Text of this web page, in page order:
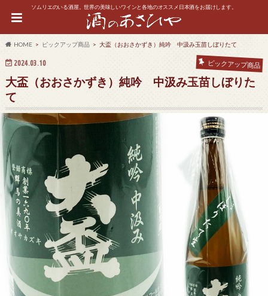
ソムリエのいる酒屋。世界の美味しいワインと各地のオススメ日本酒をお届けします。
HOME ピックアップ商品 大盃（おおさかずき）純吟 中汲み玉苗しぼりたて
2024.03.10 ピックアップ商品
大盃（おおさかずき）純吟 中汲み玉苗しぼりた
て